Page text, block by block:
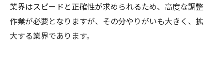
業界はスピードと正確性が求められるため、高度な調整
作業が必要となりますが、その分やりがいも大きく、拡
大する業界であります。